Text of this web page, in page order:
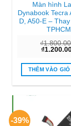
Màn hình
Dynabook Tecra
D, A50-E –
TPHCM
₫
Giá
là:
₫
THÊM VÀO
-39%